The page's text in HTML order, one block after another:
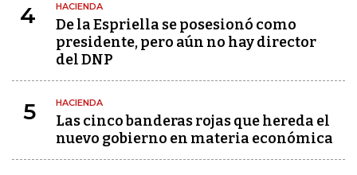
4 HACIENDA
De la Espriella se posesionó como
presidente, pero aún no hay director
del DNP
5 HACIENDA
Las cinco banderas rojas que hereda el
nuevo gobierno en materia económica